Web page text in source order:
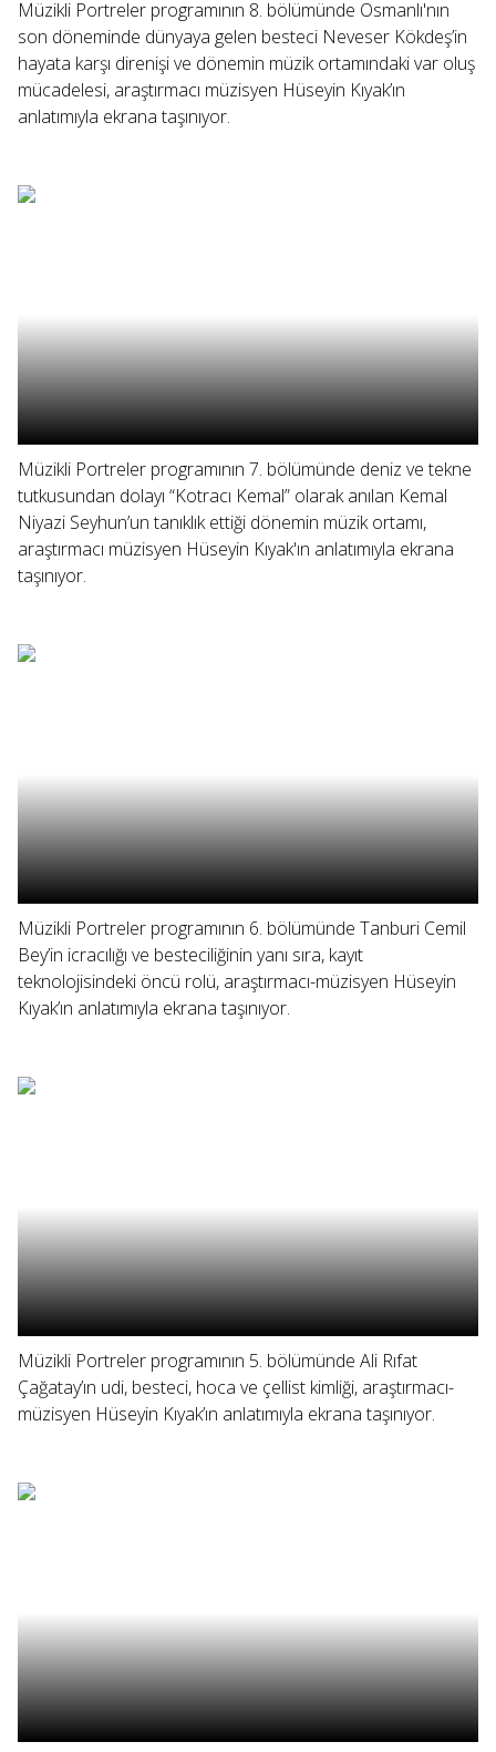
Müzikli Portreler programının 8. bölümünde Osmanlı'nın
son döneminde dünyaya gelen besteci Neveser Kökdeş’in
hayata karşı direnişi ve dönemin müzik ortamındaki var oluş
mücadelesi, araştırmacı müzisyen Hüseyin Kıyak’ın
anlatımıyla ekrana taşınıyor.
Müzikli Portreler programının 7. bölümünde deniz ve tekne
tutkusundan dolayı “Kotracı Kemal” olarak anılan Kemal
Niyazi Seyhun’un tanıklık ettiği dönemin müzik ortamı,
araştırmacı müzisyen Hüseyin Kıyak'ın anlatımıyla ekrana
taşınıyor.
Müzikli Portreler programının 6. bölümünde Tanburi Cemil
Bey’in icracılığı ve besteciliğinin yanı sıra, kayıt
teknolojisindeki öncü rolü, araştırmacı-müzisyen Hüseyin
Kıyak’ın anlatımıyla ekrana taşınıyor.
Müzikli Portreler programının 5. bölümünde Ali Rıfat
Çağatay’ın udi, besteci, hoca ve çellist kimliği, araştırmacı-
müzisyen Hüseyin Kıyak’ın anlatımıyla ekrana taşınıyor.